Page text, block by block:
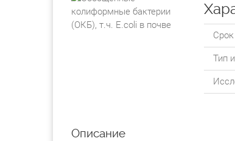
Тип
Описание